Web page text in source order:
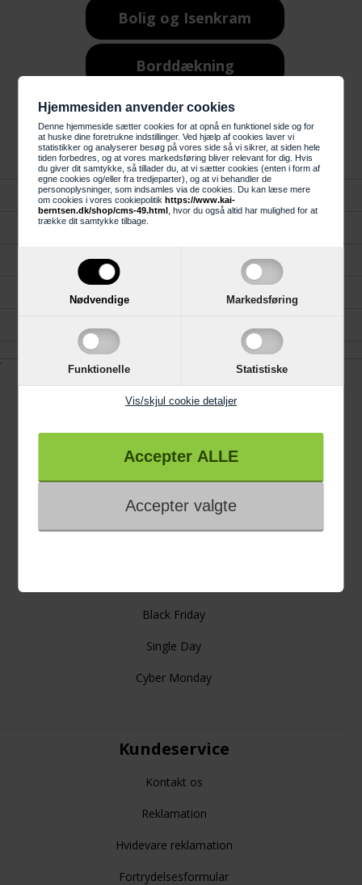
Hjemmesiden anvender cookies
Denne hjemmeside sætter cookies for at opnå en funktionel side og for
at huske dine foretrukne indstillinger. Ved hjælp af cookies laver vi
statistikker og analyserer besøg på vores side så vi sikrer, at siden hele
tiden forbedres, og at vores markedsføring bliver relevant for dig. Hvis
du giver dit samtykke, så tillader du, at vi sætter cookies (enten i form af
egne cookies og/eller fra tredjeparter), og at vi behandler de
personoplysninger, som indsamles via de cookies. Du kan læse mere
om cookies i vores cookiepolitikhttps://www.kai-
berntsen.dk/shop/cms-49.html , hvor du også altid har mulighed for at
trække dit samtykke tilbage.
Nødvendige Markedsføring
Funktionelle Statistiske
Vis/skjul cookie detaljer
Bolig og Isenkram
Borddækning
Tallerkner
Forside
Kundeservice
Køkken, Bad og Garderobe
Kundeservice
Kontakt os
Reklamation
Hvidevare reklamation
Fortrydelsesformular
Trustpilot
Links
Black Friday
Single Day
Cyber Monday
.